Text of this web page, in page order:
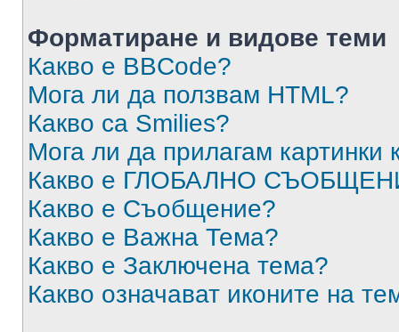
Форматиране и видове теми
Какво е BBCode?
Мога ли да ползвам HTML?
Какво са Smilies?
Мога ли да прилагам
Какво е ГЛОБАЛНО
Какво е Съобщение?
Какво е Важна Тема?
Какво е Заключена тема?
Какво означават иконите на